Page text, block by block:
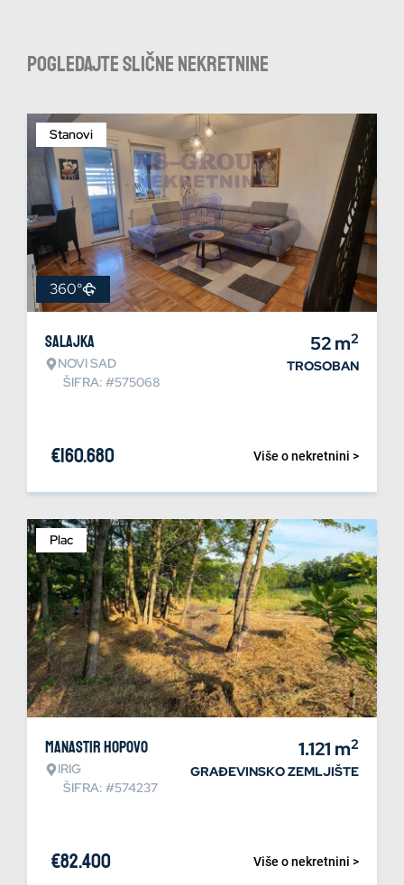
Pogledajte slične nekretnine
Stanovi
360°
Salajka
NOVI SAD
ŠIFRA: #575068
52m2
TROSOBAN
Više o nekretnini >
€160.680
Plac
Manastir Hopovo
IRIG
ŠIFRA: #574237
1.121 m2
GRAĐEVINSKO ZEMLJIŠTE
Više o nekretnini >
€82.400